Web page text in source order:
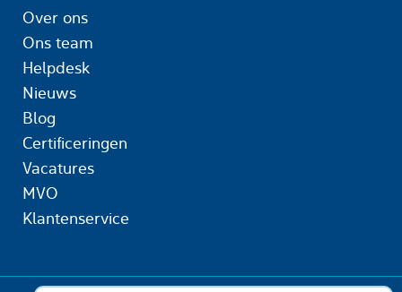
Over ons
Ons team
Helpdesk
Nieuws
Blog
Certificeringen
Vacatures
MVO
Klantenservice